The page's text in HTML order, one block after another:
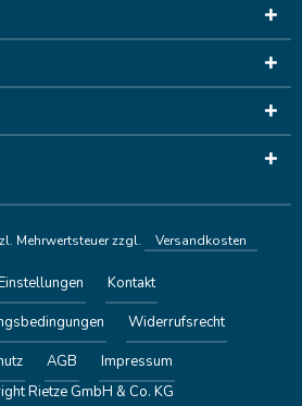
Mehrwertsteuer zzgl. Versandkosten
Kontakt
Widerrufsrecht
AGB
Impressum
Rietze GmbH & Co. KG